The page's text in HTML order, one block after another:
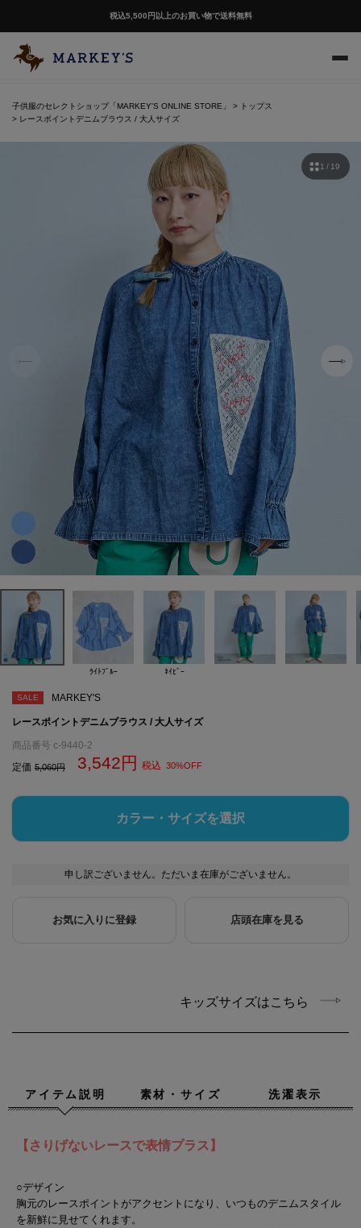
税込5,500円以上のお買い物で送料無料
子供服のセレクトショップ「MARKEY'S ONLINE STORE」
トップス
レースポイントデニムブラウス / 大人サイズ
ﾗｲﾄﾌﾞﾙｰ ﾈｲﾋﾞｰ
1 / 19
SALE MARKEY'S
レースポイントデニムブラウス / 大人サイズ
商品番号 c-9440-2
定価 5,060 3,542 税込 30%OFF
カラー・サイズを選択
申し訳ございません。ただいま在庫がございません。
お気に入りに登録 店頭在庫を見る
キッズサイズはこちら
アイテム説明 素材・サイズ 洗濯表示
【さりげないレースで表情プラス】
○デザイン
胸元のレースポイントがアクセントになり、いつものデニムスタイル
を新鮮に見せてくれます。